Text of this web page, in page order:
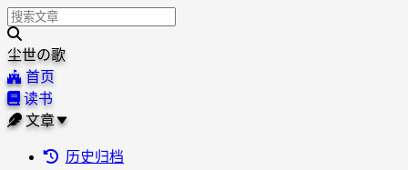
尘世の歌
首页
读书
文章
历史归档